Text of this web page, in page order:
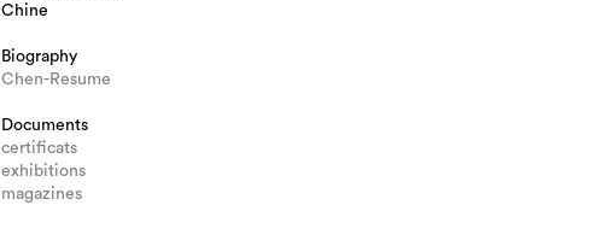
Chine
Biography
Chen-Resume
Documents
certificats
exhibitions
magazines